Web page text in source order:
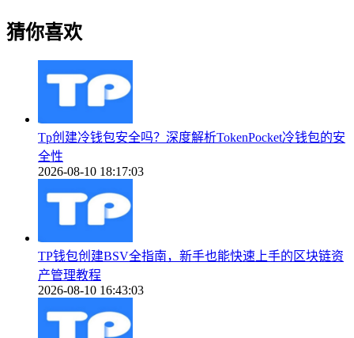
猜你喜欢
Tp创建冷钱包安全吗？深度解析TokenPocket冷钱包的安
全性
2026-08-10 18:17:03
TP钱包创建BSV全指南，新手也能快速上手的区块链资
产管理教程
2026-08-10 16:43:03